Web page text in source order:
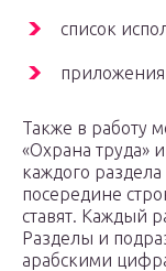
список
Также в работу
«Охрана труда»
каждого
посередине
ставят. Каждый
Разделы и
арабскими